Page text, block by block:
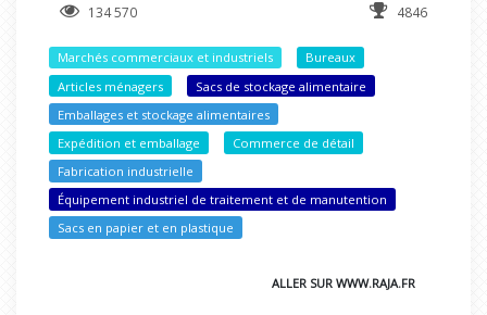
134 570 4846
Marchés commerciaux et industriels
Bureaux
Articles ménagers
Sacs de stockage alimentaire
Emballages et stockage alimentaires
Expédition et emballage
Commerce de détail
Fabrication industrielle
Équipement industriel de traitement et de manutention
Sacs en papier et en plastique
ALLER SUR WWW.RAJA.FR